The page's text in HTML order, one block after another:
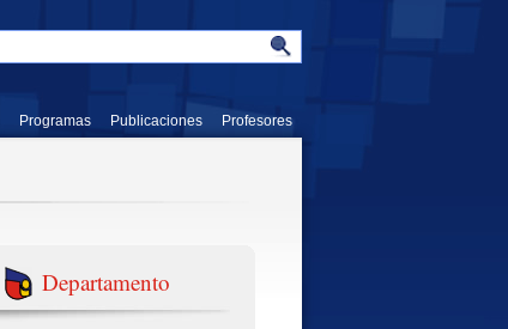
Programas Publicaciones Profesores
Departamento